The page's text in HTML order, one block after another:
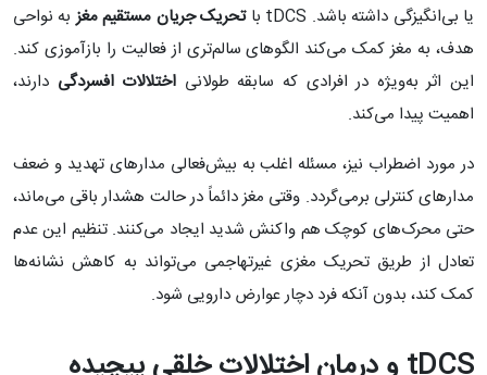
یا بی‌انگیزگی داشته باشد. tDCS با
تحریک جریان مستقیم مغزبه نواحی
هدف، به مغز کمک می‌کند الگوهای سالم‌تری از فعالیت را بازآموزی کند.
این اثر به‌ویژه در افرادی که سابقه طولانی اختلالات افسردگی دارند،
اهمیت پیدا می‌کند.
در مورد اضطراب نیز، مسئله اغلب به بیش‌فعالی مدارهای تهدید و ضعف
مدارهای کنترلی برمی‌گردد. وقتی مغز دائماً در حالت هشدار باقی می‌ماند،
حتی محرک‌های کوچک هم واکنش شدید ایجاد می‌کنند. تنظیم این عدم
تعادل از طریق تحریک مغزی غیرتهاجمی می‌تواند به کاهش نشانه‌ها
کمک کند، بدون آنکه فرد دچار عوارض دارویی شود.